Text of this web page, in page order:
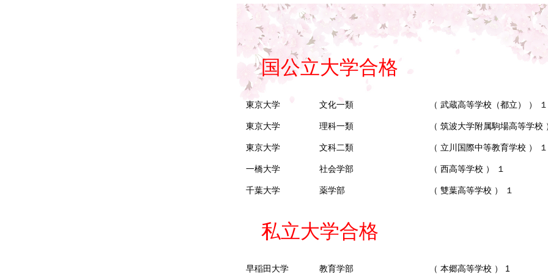
国公立大学合格
東京大学 文化一類 （ 武蔵高等学校（都立） ） １
東京大学 理科一類 （ 筑波大学附属駒場高等学校
東京大学 文科二類 （ 立川国際中等教育学校 ） １
一橋大学 社会学部 （ 西高等学校 ） １
千葉大学 薬学部 （ 雙葉高等学校 ） １
私立大学合格
早稲田大学 教育学部 （ 本郷高等学校 ） 1